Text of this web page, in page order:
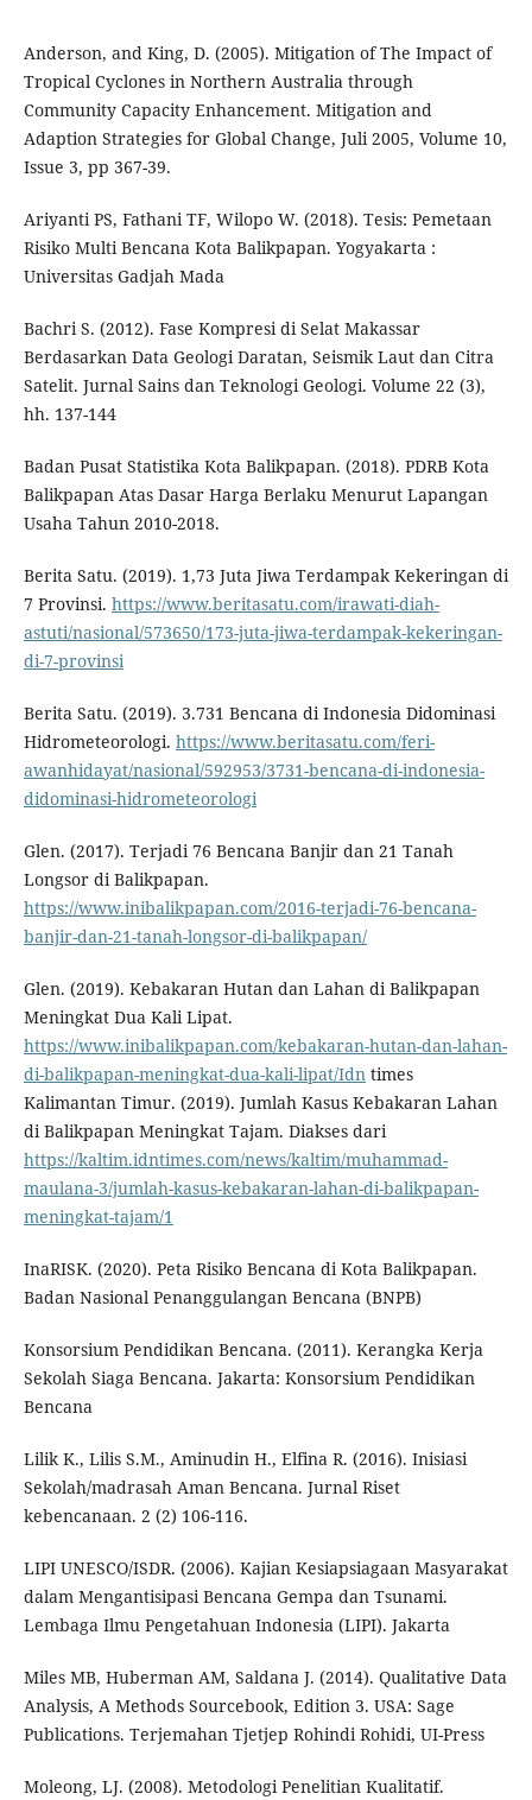
Anderson, and King, D. (2005). Mitigation of The Impact of
Tropical Cyclones in Northern Australia through
Community Capacity Enhancement. Mitigation and
Adaption Strategies for Global Change, Juli 2005, Volume 10,
Issue 3, pp 367-39.
Ariyanti PS, Fathani TF, Wilopo W. (2018). Tesis: Pemetaan
Risiko Multi Bencana Kota Balikpapan. Yogyakarta :
Universitas Gadjah Mada
Bachri S. (2012). Fase Kompresi di Selat Makassar
Berdasarkan Data Geologi Daratan, Seismik Laut dan Citra
Satelit. Jurnal Sains dan Teknologi Geologi. Volume 22 (3),
hh. 137-144
Badan Pusat Statistika Kota Balikpapan. (2018). PDRB Kota
Balikpapan Atas Dasar Harga Berlaku Menurut Lapangan
Usaha Tahun 2010-2018.
Berita Satu. (2019). 1,73 Juta Jiwa Terdampak Kekeringan di
7 Provinsi. https://www.beritasatu.com/irawati-diah-
astuti/nasional/573650/173-juta-jiwa-terdampak-kekeringan-
di-7-provinsi
Berita Satu. (2019). 3.731 Bencana di Indonesia Didominasi
Hidrometeorologi. https://www.beritasatu.com/feri-
awanhidayat/nasional/592953/3731-bencana-di-indonesia-
didominasi-hidrometeorologi
Glen. (2017). Terjadi 76 Bencana Banjir dan 21 Tanah
Longsor di Balikpapan.
https://www.inibalikpapan.com/2016-terjadi-76-bencana-
banjir-dan-21-tanah-longsor-di-balikpapan/
Glen. (2019). Kebakaran Hutan dan Lahan di Balikpapan
Meningkat Dua Kali Lipat.
https://www.inibalikpapan.com/kebakaran-hutan-dan-lahan-
di-balikpapan-meningkat-dua-kali-lipat/Idntimes
Kalimantan Timur. (2019). Jumlah Kasus Kebakaran Lahan
di Balikpapan Meningkat Tajam. Diakses dari
https://kaltim.idntimes.com/news/kaltim/muhammad-
maulana-3/jumlah-kasus-kebakaran-lahan-di-balikpapan-
meningkat-tajam/1
InaRISK. (2020). Peta Risiko Bencana di Kota Balikpapan.
Badan Nasional Penanggulangan Bencana (BNPB)
Konsorsium Pendidikan Bencana. (2011). Kerangka Kerja
Sekolah Siaga Bencana. Jakarta: Konsorsium Pendidikan
Bencana
Lilik K., Lilis S.M., Aminudin H., Elfina R. (2016). Inisiasi
Sekolah/madrasah Aman Bencana. Jurnal Riset
kebencanaan. 2 (2) 106-116.
LIPI UNESCO/ISDR. (2006). Kajian Kesiapsiagaan Masyarakat
dalam Mengantisipasi Bencana Gempa dan Tsunami.
Lembaga Ilmu Pengetahuan Indonesia (LIPI). Jakarta
Miles MB, Huberman AM, Saldana J. (2014). Qualitative Data
Analysis, A Methods Sourcebook, Edition 3. USA: Sage
Publications. Terjemahan Tjetjep Rohindi Rohidi, UI-Press
Moleong, LJ. (2008). Metodologi Penelitian Kualitatif.